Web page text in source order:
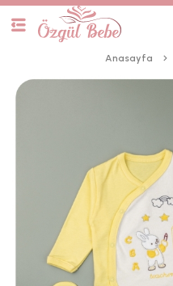
Anasayfa